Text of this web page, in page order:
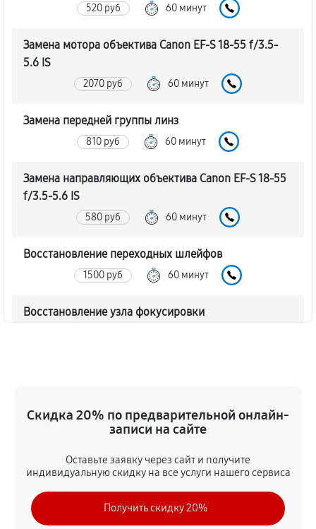
520 руб 60 минут
Замена мотора объектива Canon EF-S 18-55 f/3.5-
5.6 IS
2070 руб 60 минут
Замена передней группы линз
810 руб 60 минут
Замена направляющих объектива Canon EF-S 18-55
f/3.5-5.6 IS
580 руб 60 минут
Восстановление переходных шлейфов
1500 руб 60 минут
Восстановление узла фокусировки
920 руб
1730 руб 60 минут
Чистка от пыли объектива Canon EF-S 18-55 f/3.5-
5.6 IS
Скидка 20% по предварительной онлайн-
записи на сайте
Оставьте заявку через сайт и получите
индивидуальную скидку на все услуги нашего сервиса
Получить скидку 20%